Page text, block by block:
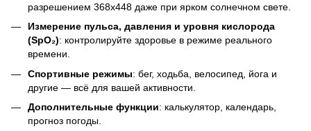
разрешением 368x448 даже при ярком солнечном свете.
Измерение пульса, давления и уровня кислорода
(SpO₂): контролируйте здоровье в режиме реального
времени.
Спортивные режимы: бег, ходьба, велосипед, йога и
другие — всё для вашей активности.
Дополнительные функции: калькулятор, календарь,
прогноз погоды.